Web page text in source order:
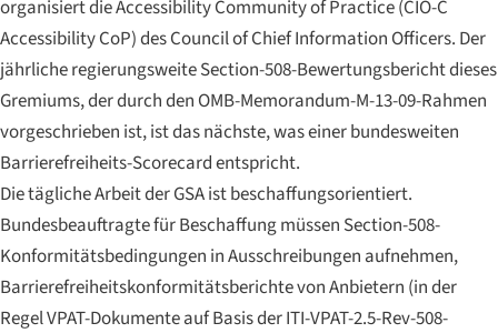
organisiert die Accessibility Community of Practice (CIO-C
Accessibility CoP) des Council of Chief Information Officers. Der
jährliche regierungsweite Section-508-Bewertungsbericht dieses
Gremiums, der durch den OMB-Memorandum-M-13-09-Rahmen
vorgeschrieben ist, ist das nächste, was einer bundesweiten
Barrierefreiheits-Scorecard entspricht.
Die tägliche Arbeit der GSA ist beschaffungsorientiert.
Bundesbeauftragte für Beschaffung müssen Section-508-
Konformitätsbedingungen in Ausschreibungen aufnehmen,
Barrierefreiheitskonformitätsberichte von Anbietern (in der
Regel VPAT-Dokumente auf Basis der ITI-VPAT-2.5-Rev-508-